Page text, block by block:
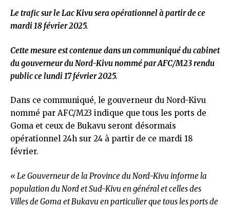
Le trafic sur le Lac Kivu sera opérationnel à partir de ce
mardi 18 février 2025.
Cette mesure est contenue dans un communiqué du cabinet
du gouverneur du Nord-Kivu nommé par AFC/M23 rendu
public ce lundi 17 février 2025.
Dans ce communiqué, le gouverneur du Nord-Kivu
nommé par AFC/M23 indique que tous les ports de
Goma et ceux de Bukavu seront désormais
opérationnel 24h sur 24 à partir de ce mardi 18
février.
« Le Gouverneur de la Province du Nord-Kivu informe la
population du Nord et Sud-Kivu en général et celles des
Villes de Goma et Bukavu en particulier que tous les ports de